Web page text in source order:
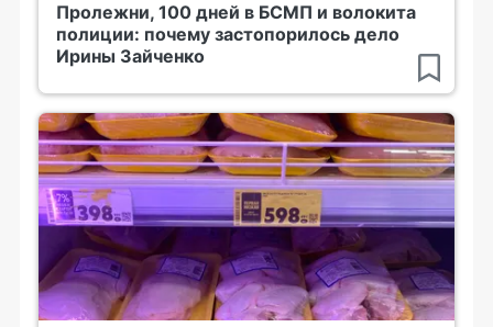
Пролежни, 100 дней в БСМП и волокита
полиции: почему застопорилось дело
Ирины Зайченко